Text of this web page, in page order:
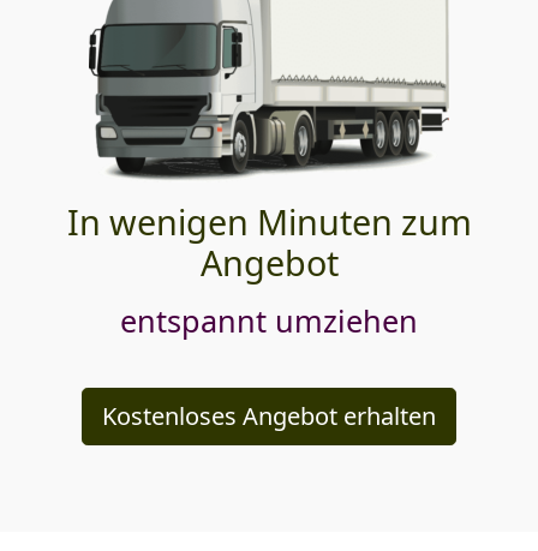
In wenigen Minuten zum
Angebot
entspannt umziehen
Kostenloses Angebot erhalten